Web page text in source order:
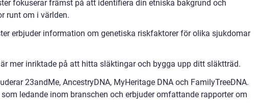
fokuserar främst på att identifiera din etniska bakgrund och
runt om i världen.
erbjuder information om genetiska riskfaktorer för olika sjukdomar
mer inriktade på att hitta släktingar och bygga upp ditt släktträd.
23andMe, AncestryDNA, MyHeritage DNA och FamilyTreeDNA.
ledande inom branschen och erbjuder omfattande rapporter om